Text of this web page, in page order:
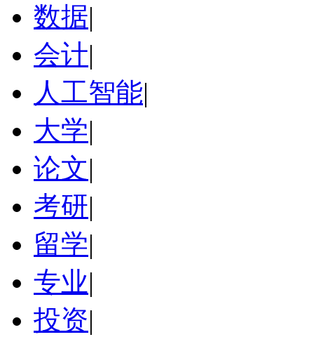
数据|
会计|
人工智能|
大学|
论文|
考研|
留学|
专业|
投资|